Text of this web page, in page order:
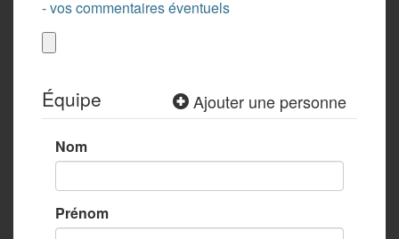
- vos commentaires éventuels
Ajouter une personne
Équipe
Nom
Prénom